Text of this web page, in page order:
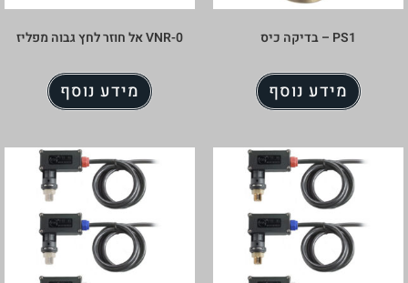
PS1 – בדיקה כיס
מידע נוסף
VNR-0 אל חוזר לחץ גבוה מפליז
מידע נוסף